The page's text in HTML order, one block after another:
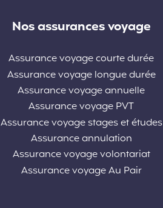
Nos assurances voyage
Assurance voyage courte durée
Assurance voyage longue durée
Assurance voyage annuelle
Assurance voyage PVT
Assurance voyage stages et études
Assurance annulation
Assurance voyage volontariat
Assurance voyage Au Pair